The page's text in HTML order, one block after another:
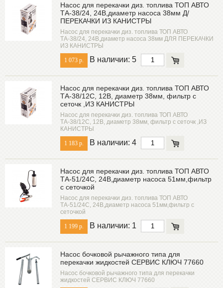
Насос для перекачки диз. топлива ТОП АВТО
ТА-38/24, 24В,диаметр насоса 38мм Д/
ПЕРЕКАЧКИ ИЗ КАНИСТРЫ
Насос для перекачки диз. топлива ТОП АВТО
ТА-38/24, 24В,диаметр насоса 38мм ДЛЯ ПЕРЕКАЧКИ
ИЗ КАНИСТРЫ
1 073 р. В наличии: 5
Насос для перекачки диз. топлива ТОП АВТО
ТА-38/12С, 12В, диаметр 38мм, фильтр с
сеточк ,ИЗ КАНИСТРЫ
Насос для перекачки диз. топлива ТОП АВТО
ТА-38/12С, 12В, диаметр 38мм, фильтр с сеточк ,ИЗ
КАНИСТРЫ
1 183 р. В наличии: 4
Насос для перекачки диз. топлива ТОП АВТО
ТА-51/24С, 24В,диаметр насоса 51мм,фильтр
с сеточкой
Насос для перекачки диз. топлива ТОП АВТО
ТА-51/24С, 24В,диаметр насоса 51мм,фильтр с
сеточкой
1 199 р. В наличии: 1
Насос бочковой рычажного типа для
перекачки жидкостей СЕРВИС КЛЮЧ 77660
Насос бочковой рычажного типа для перекачки
жидкостей СЕРВИС КЛЮЧ 77660